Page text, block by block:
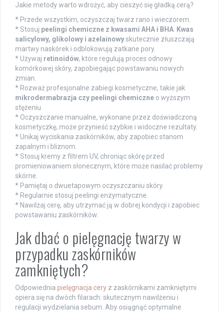
Jakie metody warto wdrożyć, aby cieszyć się gładką cerą?
* Przede wszystkim, oczyszczaj twarz rano i wieczorem.
* Stosuj peelingi chemiczne z kwasami AHA i BHA Kwas
salicylowy, glikolowy i azelainowyskutecznie złuszczają
martwy naskórek i odblokowują zatkane pory.
* Używaj retinoidów, które regulują proces odnowy
komórkowej skóry, zapobiegając powstawaniu nowych
zmian.
* Rozważ profesjonalne zabiegi kosmetyczne, takie jak
mikrodermabrazja czy peelingi chemiczne o wyższym
stężeniu.
* Oczyszczanie manualne, wykonane przez doświadczoną
kosmetyczkę, może przynieść szybkie i widoczne rezultaty.
* Unikaj wyciskania zaskórników, aby zapobiec stanom
zapalnym i bliznom.
* Stosuj kremy z filtrem UV, chroniąc skórę przed
promieniowaniem słonecznym, które może nasilać problemy
skórne.
* Pamiętaj o dwuetapowym oczyszczaniu skóry.
* Regularnie stosuj peelingi enzymatyczne.
* Nawilżaj cerę, aby utrzymać ją w dobrej kondycji i zapobiec
powstawaniu zaskórników.
Jak dbać o pielęgnację twarzy w
przypadku zaskórników
zamkniętych?
Odpowiednia pielęgnacja cery z zaskórnikami zamkniętymi
opiera się na dwóch filarach: skutecznym nawilżeniu i
regulacji wydzielania sebum. Aby osiągnąć optymalne